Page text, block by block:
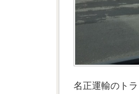
名正運輸のト